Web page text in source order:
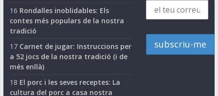
16 Rondalles inoblidables: Els
contes més populars de la nostra
tradició
17 Carnet de jugar: Instruccions per
a 52 jocs de la nostra tradició (i de
més enllà)
18 El porc i les seves receptes: La
cultura del porc a casa nostra